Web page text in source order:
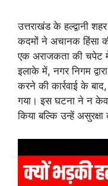
उत्तराखंड के हल्द्वानी
कदमों ने अचानक हिंसा
एक अराजकता की चपेट
इलाके में, नगर निगम
करने की कार्रवाई के
गया। इस घटना ने न
किया बल्कि उन्हें